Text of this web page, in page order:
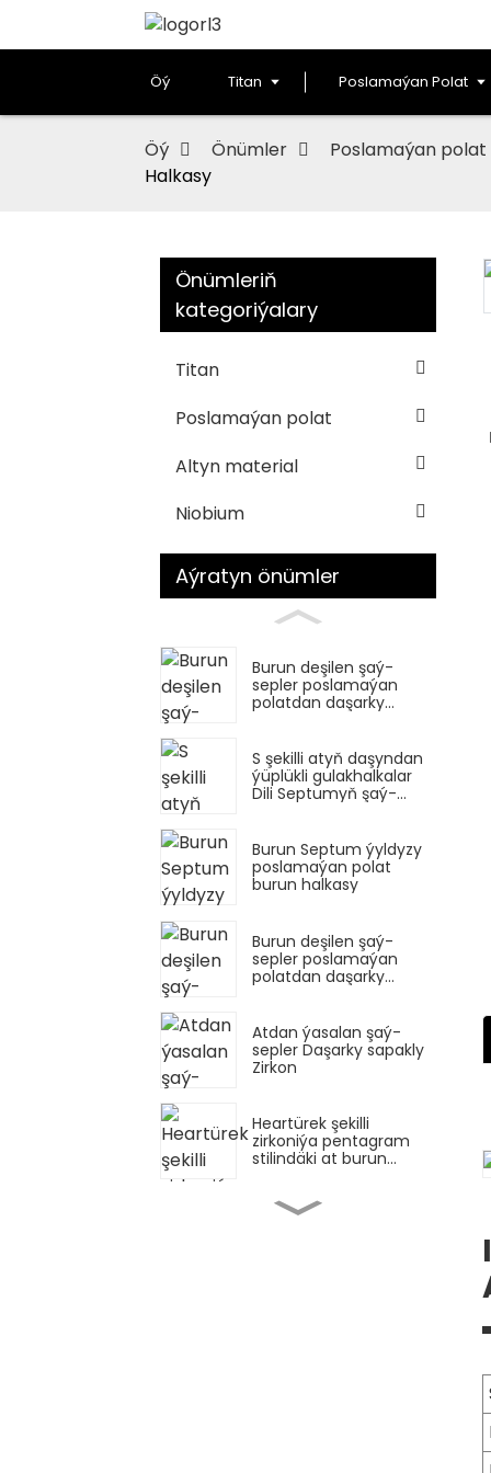
Öý Titan Poslamaýan Polat
Öý Önümler Poslamaýan polat
Halkasy
Önümleriň
kategoriýalary
Titan
Poslamaýan polat
Altyn material
Niobium
Aýratyn önümler
Burun deşilen şaý-
sepler poslamaýan
polatdan daşarky
S şekilli atyň daşyndan
ýüplükli gulakhalkalar
Dili Septumyň şaý-
Burun Septum ýyldyzy
poslamaýan polat
burun halkasy
Burun deşilen şaý-
sepler poslamaýan
polatdan daşarky
Atdan ýasalan şaý-
sepler Daşarky sapakly
Zirkon
Heartürek şekilli
zirkoniýa pentagram
stilindäki at burun
Burun tegelek tegelek
Loading...
Loading...